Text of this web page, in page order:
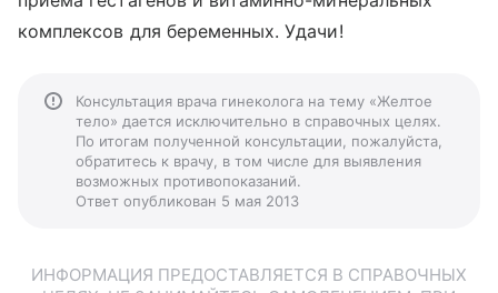
комплексов для беременных. Удачи!
Консультация врача гинеколога на тему «Желтое
тело» дается исключительно в справочных целях.
По итогам полученной консультации, пожалуйста,
обратитесь к врачу, в том числе для выявления
возможных противопоказаний.
Ответ опубликован 5 мая 2013
ИНФОРМАЦИЯ ПРЕДОСТАВЛЯЕТСЯ В СПРАВОЧНЫХ